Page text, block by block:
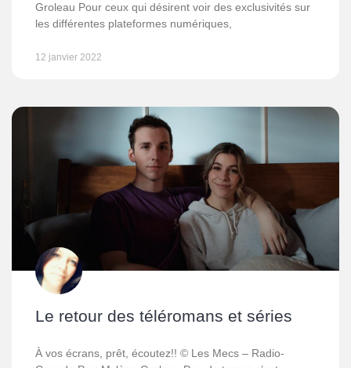
Groleau Pour ceux qui désirent voir des exclusivités sur
les différentes plateformes numériques,
12 janvier 2022
Le retour des téléromans et séries
À vos écrans, prêt, écoutez!! © Les Mecs – Radio-